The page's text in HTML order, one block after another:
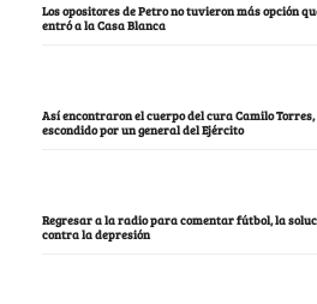
Los opositores de Petro no tuvieron más opción
entró a la Casa Blanca
Así encontraron el cuerpo del cura Camilo Torres,
escondido por un general del Ejército
Regresar a la radio para comentar fútbol, la
contra la depresión